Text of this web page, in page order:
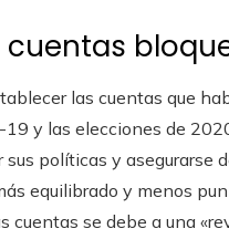
las cuentas que
y las elecciones de
políticas y asegurarse
equilibrado y menos
se debe a una